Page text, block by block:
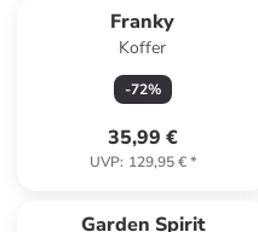
Franky
Koffer
-72%
35,99 €
UVP: 129,95 €*
Garden Spirit